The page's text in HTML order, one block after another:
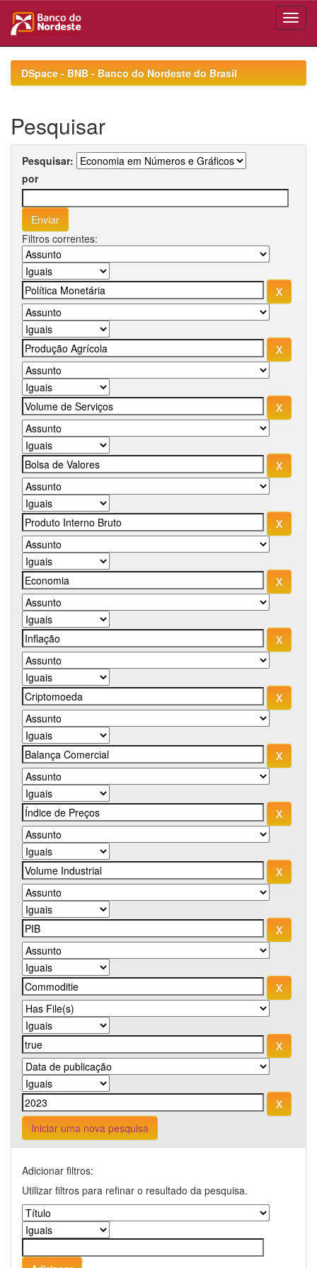
navigationDSpace - BNB - Banco do Nordeste do Brasil
Pesquisar
Pesquisar:
por
Filtros correntes:
Iniciar uma nova pesquisa
Adicionar filtros:
Utilizar filtros para refinar o resultado da pesquisa.